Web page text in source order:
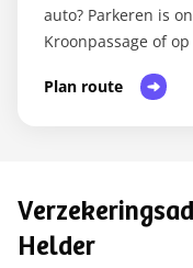
auto? Parkeren is
Kroonpassage of
Plan route
Helder